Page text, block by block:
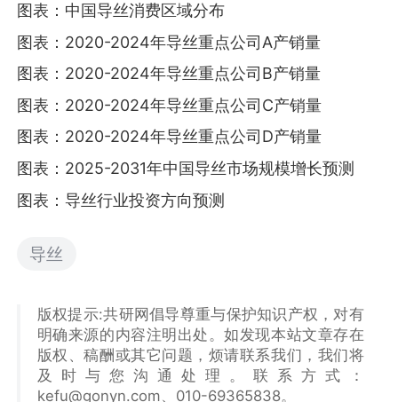
图表：中国导丝消费区域分布
图表：2020-2024年导丝重点公司A产销量
图表：2020-2024年导丝重点公司B产销量
图表：2020-2024年导丝重点公司C产销量
图表：2020-2024年导丝重点公司D产销量
图表：2025-2031年中国导丝市场规模增长预测
图表：导丝行业投资方向预测
导丝
版权提示:共研网倡导尊重与保护知识产权，对有
明确来源的内容注明出处。如发现本站文章存在
版权、稿酬或其它问题，烦请联系我们，我们将
及时与您沟通处理。联系方式：
kefu@gonyn.com、010-69365838。